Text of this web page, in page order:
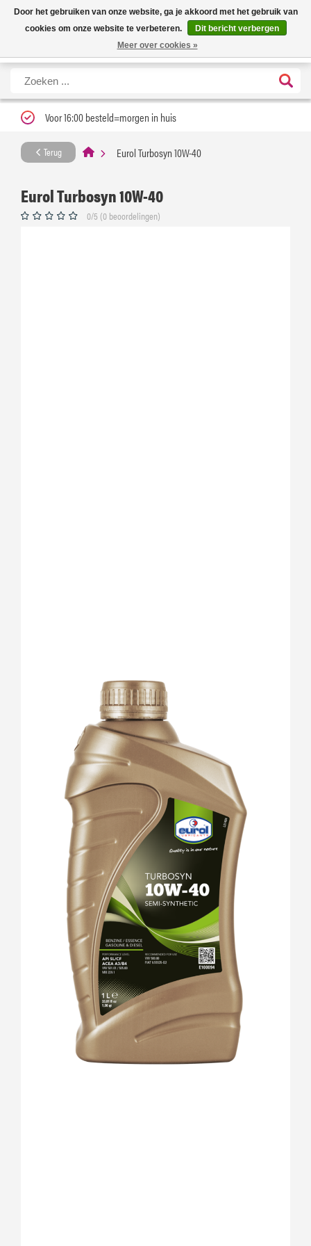
Nieuwe levertijd: 1 tot 3 werkdagen | Nu 25% korting op gehele assortiment
Carfume met kortingscode ''verfrissend''
X
Voor 16:00 besteld=morgen in huis
Terug Eurol Turbosyn 10W-40
Eurol Turbosyn 10W-40
0/5 (0 beoordelingen)
Door het gebruiken van onze website, ga je akkoord met het gebruik van
cookies om onze website te verbeteren.
Dit bericht verbergen
Meer over cookies »